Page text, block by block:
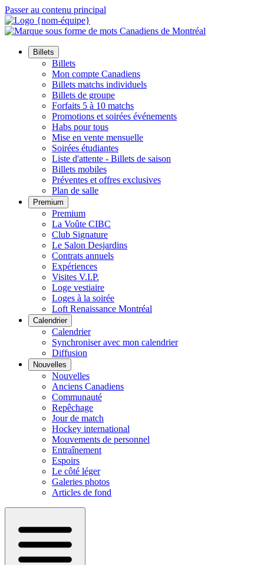
Passer au contenu principal
Billets
Billets
Mon compte Canadiens
Billets matchs individuels
Billets de groupe
Forfaits 5 à 10 matchs
Promotions et soirées événements
Habs pour tous
Mise en vente mensuelle
Soirées étudiantes
Liste d'attente - Billets de saison
Billets mobiles
Préventes et offres exclusives
Plan de salle
Premium
Premium
La Voûte CIBC
Club Signature
Le Salon Desjardins
Contrats annuels
Expériences
Visites V.I.P.
Loge vestiaire
Loges à la soirée
Loft Renaissance Montréal
Calendrier
Calendrier
Synchroniser avec mon calendrier
Diffusion
Nouvelles
Nouvelles
Anciens Canadiens
Communauté
Repêchage
Jour de match
Hockey international
Mouvements de personnel
Entraînement
Espoirs
Le côté léger
Galeries photos
Articles de fond